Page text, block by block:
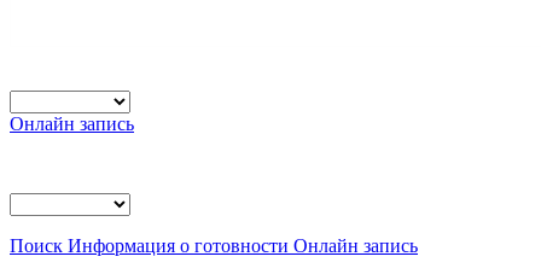
Онлайн запись
Поиск Информация о готовности Онлайн запись